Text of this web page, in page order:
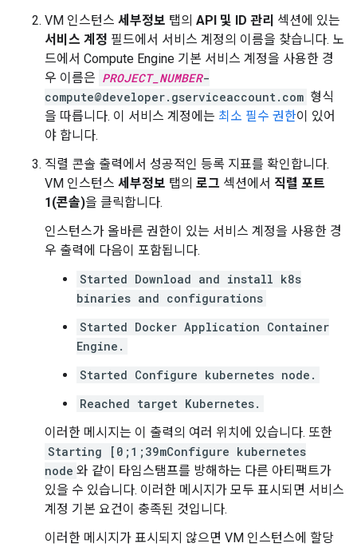
VM 인스턴스 세부정보 탭의 API 및 ID 관리 섹션에 있는
서비스 계정 필드에서 서비스 계정의 이름을 찾습니다. 노
드에서 Compute Engine 기본 서비스 계정을 사용한 경
우 이름은 PROJECT_NUMBER-
compute@developer.gserviceaccount.com 형식
을 따릅니다. 이 서비스 계정에는 최소 필수 권한이 있어
야 합니다.
직렬 콘솔 출력에서 성공적인 등록 지표를 확인합니다.
VM 인스턴스 세부정보 탭의 로그 섹션에서 직렬 포트
1(콘솔)을 클릭합니다.
인스턴스가 올바른 권한이 있는 서비스 계정을 사용한 경
우 출력에 다음이 포함됩니다.
Started Download and install k8s
binaries and configurations
Started Docker Application Container
Engine.
Started Configure kubernetes node.
Reached target Kubernetes.
이러한 메시지는 이 출력의 여러 위치에 있습니다. 또한
Starting [0;1;39mConfigure kubernetes
node 와 같이 타임스탬프를 방해하는 다른 아티팩트가
있을 수 있습니다. 이러한 메시지가 모두 표시되면 서비스
계정 기본 요건이 충족된 것입니다.
이러한 메시지가 표시되지 않으면 VM 인스턴스에 할당